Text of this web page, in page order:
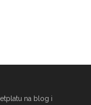
na blog i